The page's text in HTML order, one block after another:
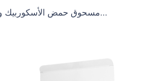
مسحوق حمض الأسكوربيك والأسبر...